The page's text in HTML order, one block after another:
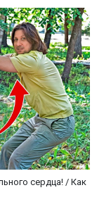
сердца! / Как